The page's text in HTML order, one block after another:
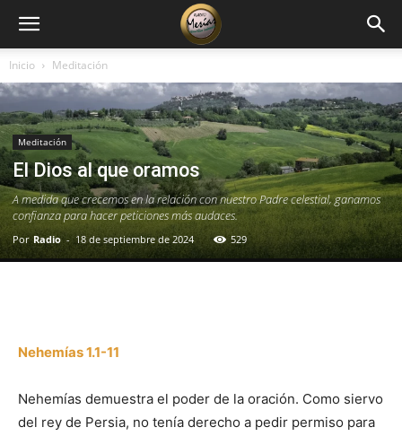
Inicio Meditación
Meditación
El Dios al que oramos
A medida que crecemos en la relación con nuestro Padre celestial, ganamos
confianza para hacer peticiones más audaces.
Por Radio - 18 de septiembre de 2024 529
Nehemías 1.1-11
Nehemías demuestra el poder de la oración. Como siervo
del rey de Persia, no tenía derecho a pedir permiso para